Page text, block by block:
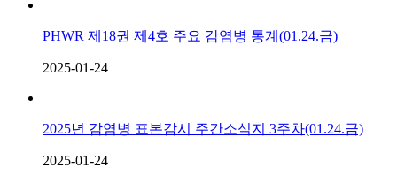
PHWR 제18권 제4호 주요 감염병 통계(01.24.금)
2025-01-24
2025년 감염병 표본감시 주간소식지 3주차(01.24.금)
2025-01-24